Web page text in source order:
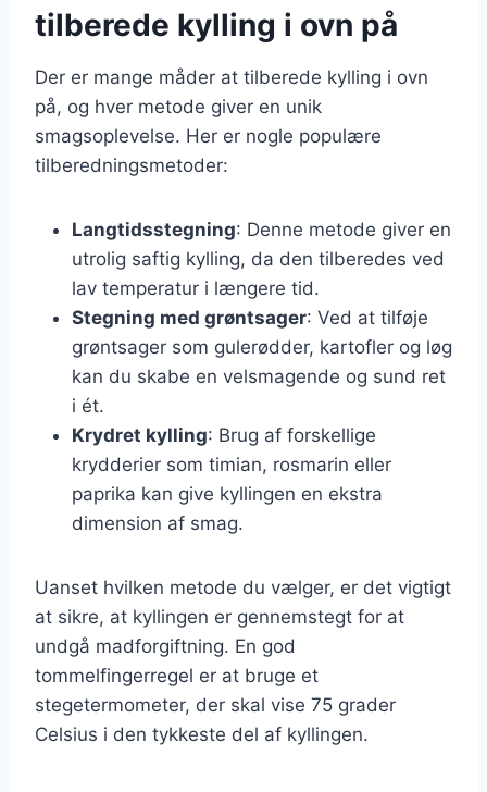
tilberede kylling i ovn på
Der er mange måder at tilberede kylling i ovn
på, og hver metode giver en unik
smagsoplevelse. Her er nogle populære
tilberedningsmetoder:
Langtidsstegning: Denne metode giver en
utrolig saftig kylling, da den tilberedes ved
lav temperatur i længere tid.
Stegning med grøntsager: Ved at tilføje
grøntsager som gulerødder, kartofler og løg
kan du skabe en velsmagende og sund ret
i ét.
Krydret kylling: Brug af forskellige
krydderier som timian, rosmarin eller
paprika kan give kyllingen en ekstra
dimension af smag.
Uanset hvilken metode du vælger, er det vigtigt
at sikre, at kyllingen er gennemstegt for at
undgå madforgiftning. En god
tommelfingerregel er at bruge et
stegetermometer, der skal vise 75 grader
Celsius i den tykkeste del af kyllingen.